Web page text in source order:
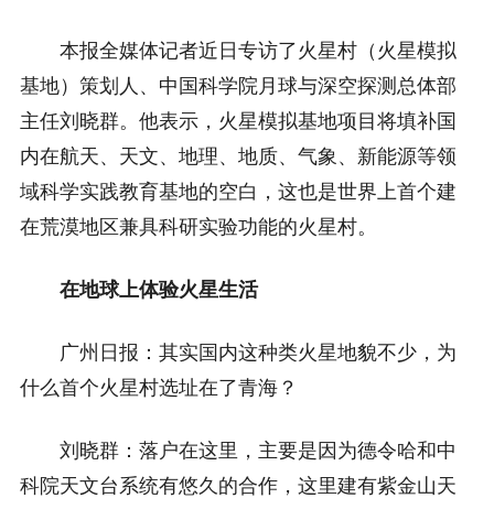
本报全媒体记者近日专访了火星村（火星模拟
基地）策划人、中国科学院月球与深空探测总体部
主任刘晓群。他表示，火星模拟基地项目将填补国
内在航天、天文、地理、地质、气象、新能源等领
域科学实践教育基地的空白，这也是世界上首个建
在荒漠地区兼具科研实验功能的火星村。
在地球上体验火星生活
广州日报：其实国内这种类火星地貌不少，为
什么首个火星村选址在了青海？
刘晓群：落户在这里，主要是因为德令哈和中
科院天文台系统有悠久的合作，这里建有紫金山天